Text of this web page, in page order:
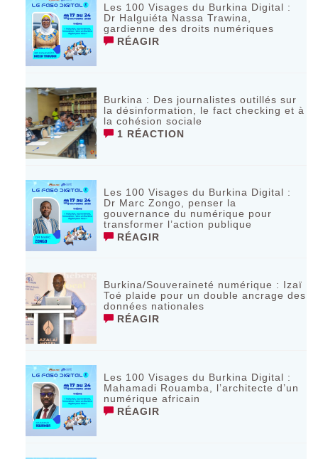
Les 100 Visages du Burkina Digital :
Dr Halguiéta Nassa Trawina,
gardienne des droits numériques
RÉAGIR
Burkina : Des journalistes outillés sur
la désinformation, le fact checking et à
la cohésion sociale
1 RÉACTION
Les 100 Visages du Burkina Digital :
Dr Marc Zongo, penser la
gouvernance du numérique pour
transformer l’action publique
RÉAGIR
Burkina/Souveraineté numérique : Izaï
Toé plaide pour un double ancrage des
données nationales
RÉAGIR
Les 100 Visages du Burkina Digital :
Mahamadi Rouamba, l’architecte d’un
numérique africain
RÉAGIR